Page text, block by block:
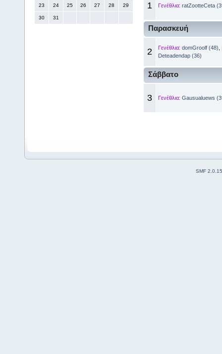
23 24 25 26 27 28 29
30 31
1 Γενέθλια: ratZootteCeta
Παρασκευή
2 Γενέθλια: domGroolf (48)
Deteadendap (36)
Σάββατο
3 Γενέθλια: Gausualuews
SMF 2.0.15